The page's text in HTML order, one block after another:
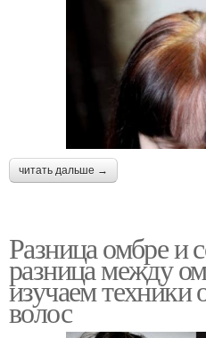
читать дальше →
Разница омбре и
разница между
изучаем техники
волос